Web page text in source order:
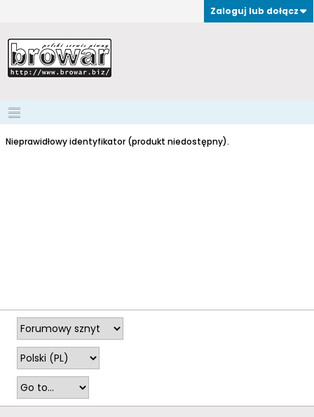
Zaloguj lub dołącz
Nieprawidłowy identyfikator (produkt niedostępny).